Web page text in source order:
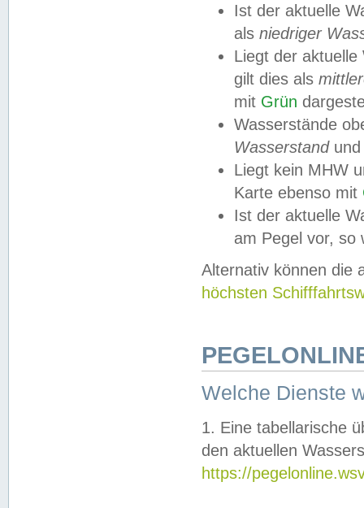
Ist der aktuelle
als niedriger
Liegt der
gilt dies als
mit Grün
Wasserstände
Wasserstandund
Liegt kein MHW
Karte ebenso mit
Ist der aktuelle
am Pegel vor,
Alternativ können die
höchsten
Welche Dienste
1. Eine tabellarische
den aktuellen
https://